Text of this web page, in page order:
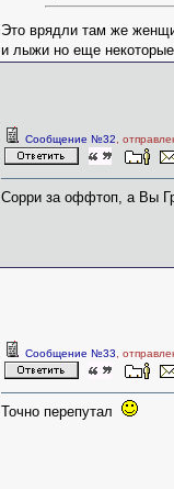
Это врядли там же
и лыжи но еще
Сообщение №32 ,
Сорри за оффтоп, а Вы
Сообщение №33 ,
Точно перепутал